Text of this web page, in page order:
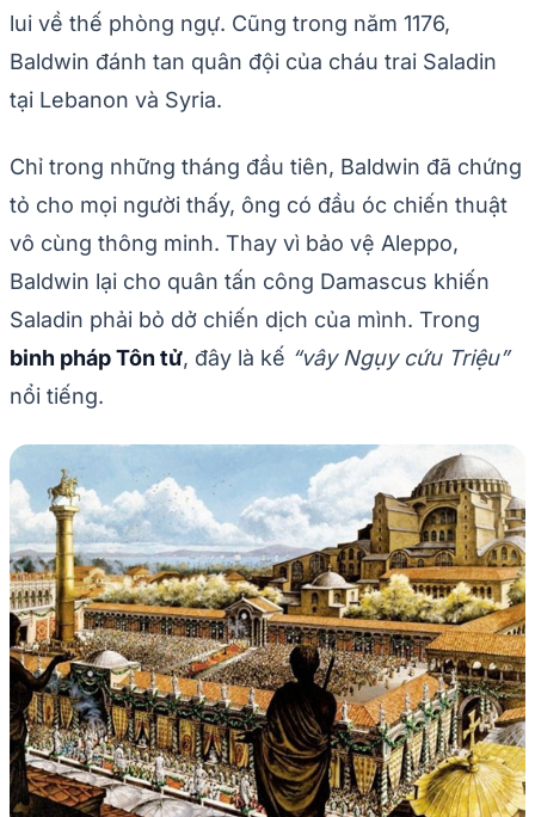
lui về thế phòng ngự. Cũng trong năm 1176,
Baldwin đánh tan quân đội của cháu trai Saladin
tại Lebanon và Syria.
Chỉ trong những tháng đầu tiên, Baldwin đã chứng
tỏ cho mọi người thấy, ông có đầu óc chiến thuật
vô cùng thông minh. Thay vì bảo vệ Aleppo,
Baldwin lại cho quân tấn công Damascus khiến
Saladin phải bỏ dở chiến dịch của mình. Trong
binh pháp Tôn tử, đây là kế “vây Ngụy cứu Triệu”
nổi tiếng.